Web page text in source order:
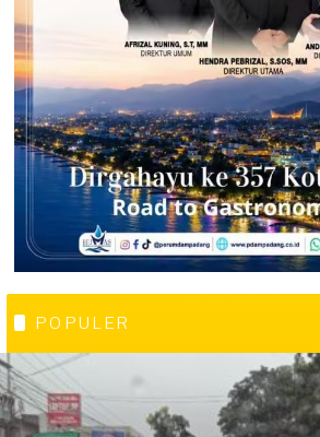
POPULER